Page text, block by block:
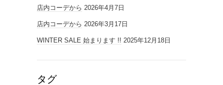
店内コーデから 2026年4月7日
店内コーデから 2026年3月17日
WINTER SALE 始まります !! 2025年12月18日
タグ